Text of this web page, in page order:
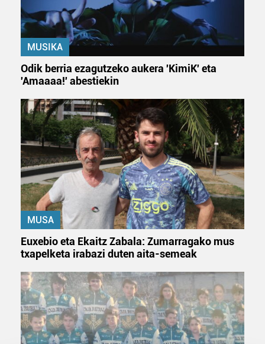
MUSIKA
Odik berria ezagutzeko aukera 'KimiK' eta
'Amaaaa!' abestiekin
MUSA
Euxebio eta Ekaitz Zabala: Zumarragako mus
txapelketa irabazi duten aita-semeak